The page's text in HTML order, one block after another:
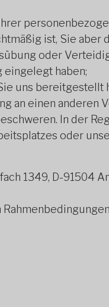
ist, Sie aber
oder
eingelegt haben;
uns
an einen anderen
In der
oder
1349, D-91504